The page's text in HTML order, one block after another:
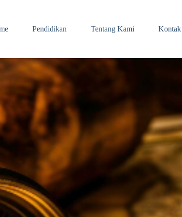
Pendidikan Tentang Kami Kontak